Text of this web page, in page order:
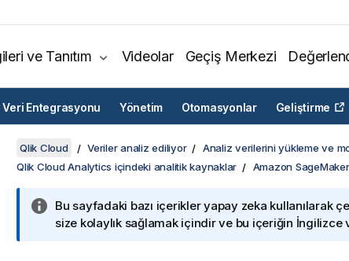
ve Tanıtım Videolar Geçiş Merkezi
Veri Entegrasyonu Yönetim Otomasyonlar Geliştirme
Qlik Cloud Veriler analiz ediliyor Analiz verilerini yükleme ve
Qlik Cloud Analytics içindeki analitik kaynaklar
Amazon
Bu sayfadaki bazı içerikler yapay zeka kullanılarak
size kolaylık sağlamak içindir ve bu içeriğin İngilizce